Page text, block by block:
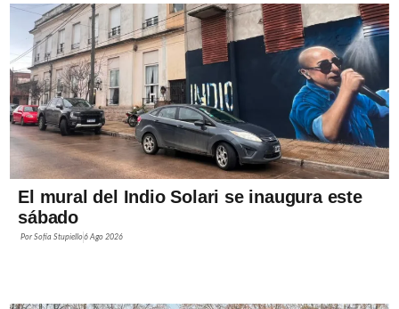
El mural del Indio Solari se inaugura este
sábado
PorSofía Stupiello6 Ago 2026